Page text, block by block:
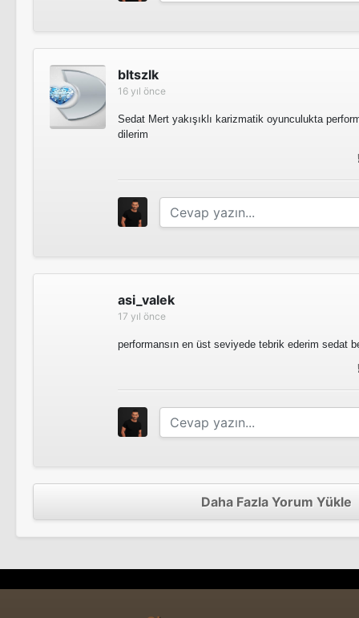
bltszlk
16 yıl önce
Sedat Mert yakışıklı karizmatik oyunculukta
dilerim
asi_valek
17 yıl önce
performansın en üst seviyede tebrik ederim sedat
Daha Fazla Yorum Yükle